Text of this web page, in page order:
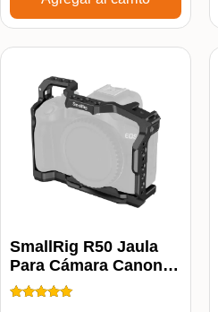
SmallRig R50 Jaula
Para Cámara Canon
R50